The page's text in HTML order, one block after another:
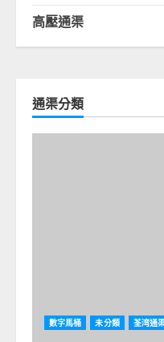
高壓通渠
通渠分類
數字馬桶 未分類 荃湾通